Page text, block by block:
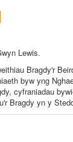
Lewis.
Bragdy'r
byw yng
cyfraniadau
Bragdy yn y